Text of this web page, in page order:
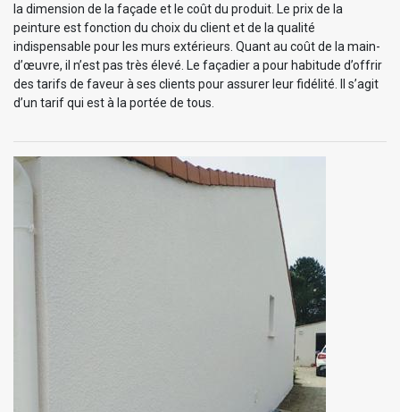
la dimension de la façade et le coût du produit. Le prix de la
peinture est fonction du choix du client et de la qualité
indispensable pour les murs extérieurs. Quant au coût de la main-
d’œuvre, il n’est pas très élevé. Le façadier a pour habitude d’offrir
des tarifs de faveur à ses clients pour assurer leur fidélité. Il s’agit
d’un tarif qui est à la portée de tous.